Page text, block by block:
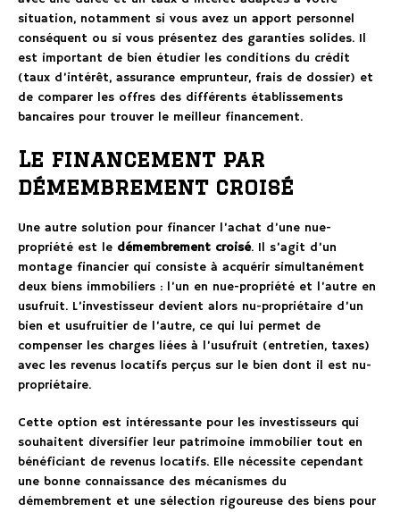
situation, notamment si vous avez un apport personnel
conséquent ou si vous présentez des garanties solides. Il
est important de bien étudier les conditions du crédit
(taux d’intérêt, assurance emprunteur, frais de dossier) et
de comparer les offres des différents établissements
bancaires pour trouver le meilleur financement.
Le financement par
démembrement croisé
Une autre solution pour financer l’achat d’une nue-
propriété est le démembrement croisé. Il s’agit d’un
montage financier qui consiste à acquérir simultanément
deux biens immobiliers : l’un en nue-propriété et l’autre en
usufruit. L’investisseur devient alors nu-propriétaire d’un
bien et usufruitier de l’autre, ce qui lui permet de
compenser les charges liées à l’usufruit (entretien, taxes)
avec les revenus locatifs perçus sur le bien dont il est nu-
propriétaire.
Cette option est intéressante pour les investisseurs qui
souhaitent diversifier leur patrimoine immobilier tout en
bénéficiant de revenus locatifs. Elle nécessite cependant
une bonne connaissance des mécanismes du
démembrement et une sélection rigoureuse des biens pour